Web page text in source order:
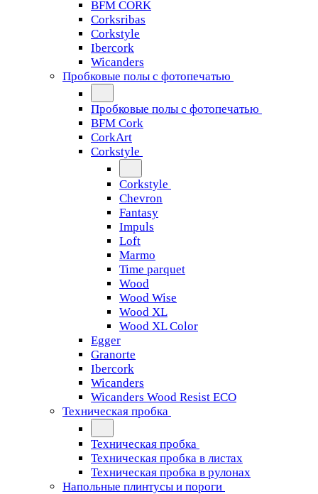
BFM CORK
Corksribas
Corkstyle
Ibercork
Wicanders
Пробковые полы с фотопечатью
Пробковые полы с фотопечатью
BFM Cork
CorkArt
Corkstyle
Corkstyle
Chevron
Fantasy
Impuls
Loft
Marmo
Time parquet
Wood
Wood Wise
Wood XL
Wood XL Color
Egger
Granorte
Ibercork
Wicanders
Wicanders Wood Resist ECO
Техническая пробка
Техническая пробка
Техническая пробка в листах
Техническая пробка в рулонах
Напольные плинтусы и пороги